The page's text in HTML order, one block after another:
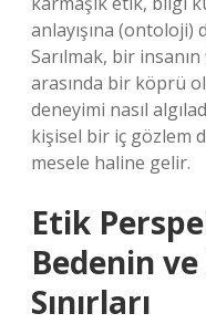
anlayışına
Sarılmak, bir
arasında bir köprü
deneyimi nasıl
kişisel bir iç gözlem
mesele haline gelir.
Etik
Bedenin
Sınırları